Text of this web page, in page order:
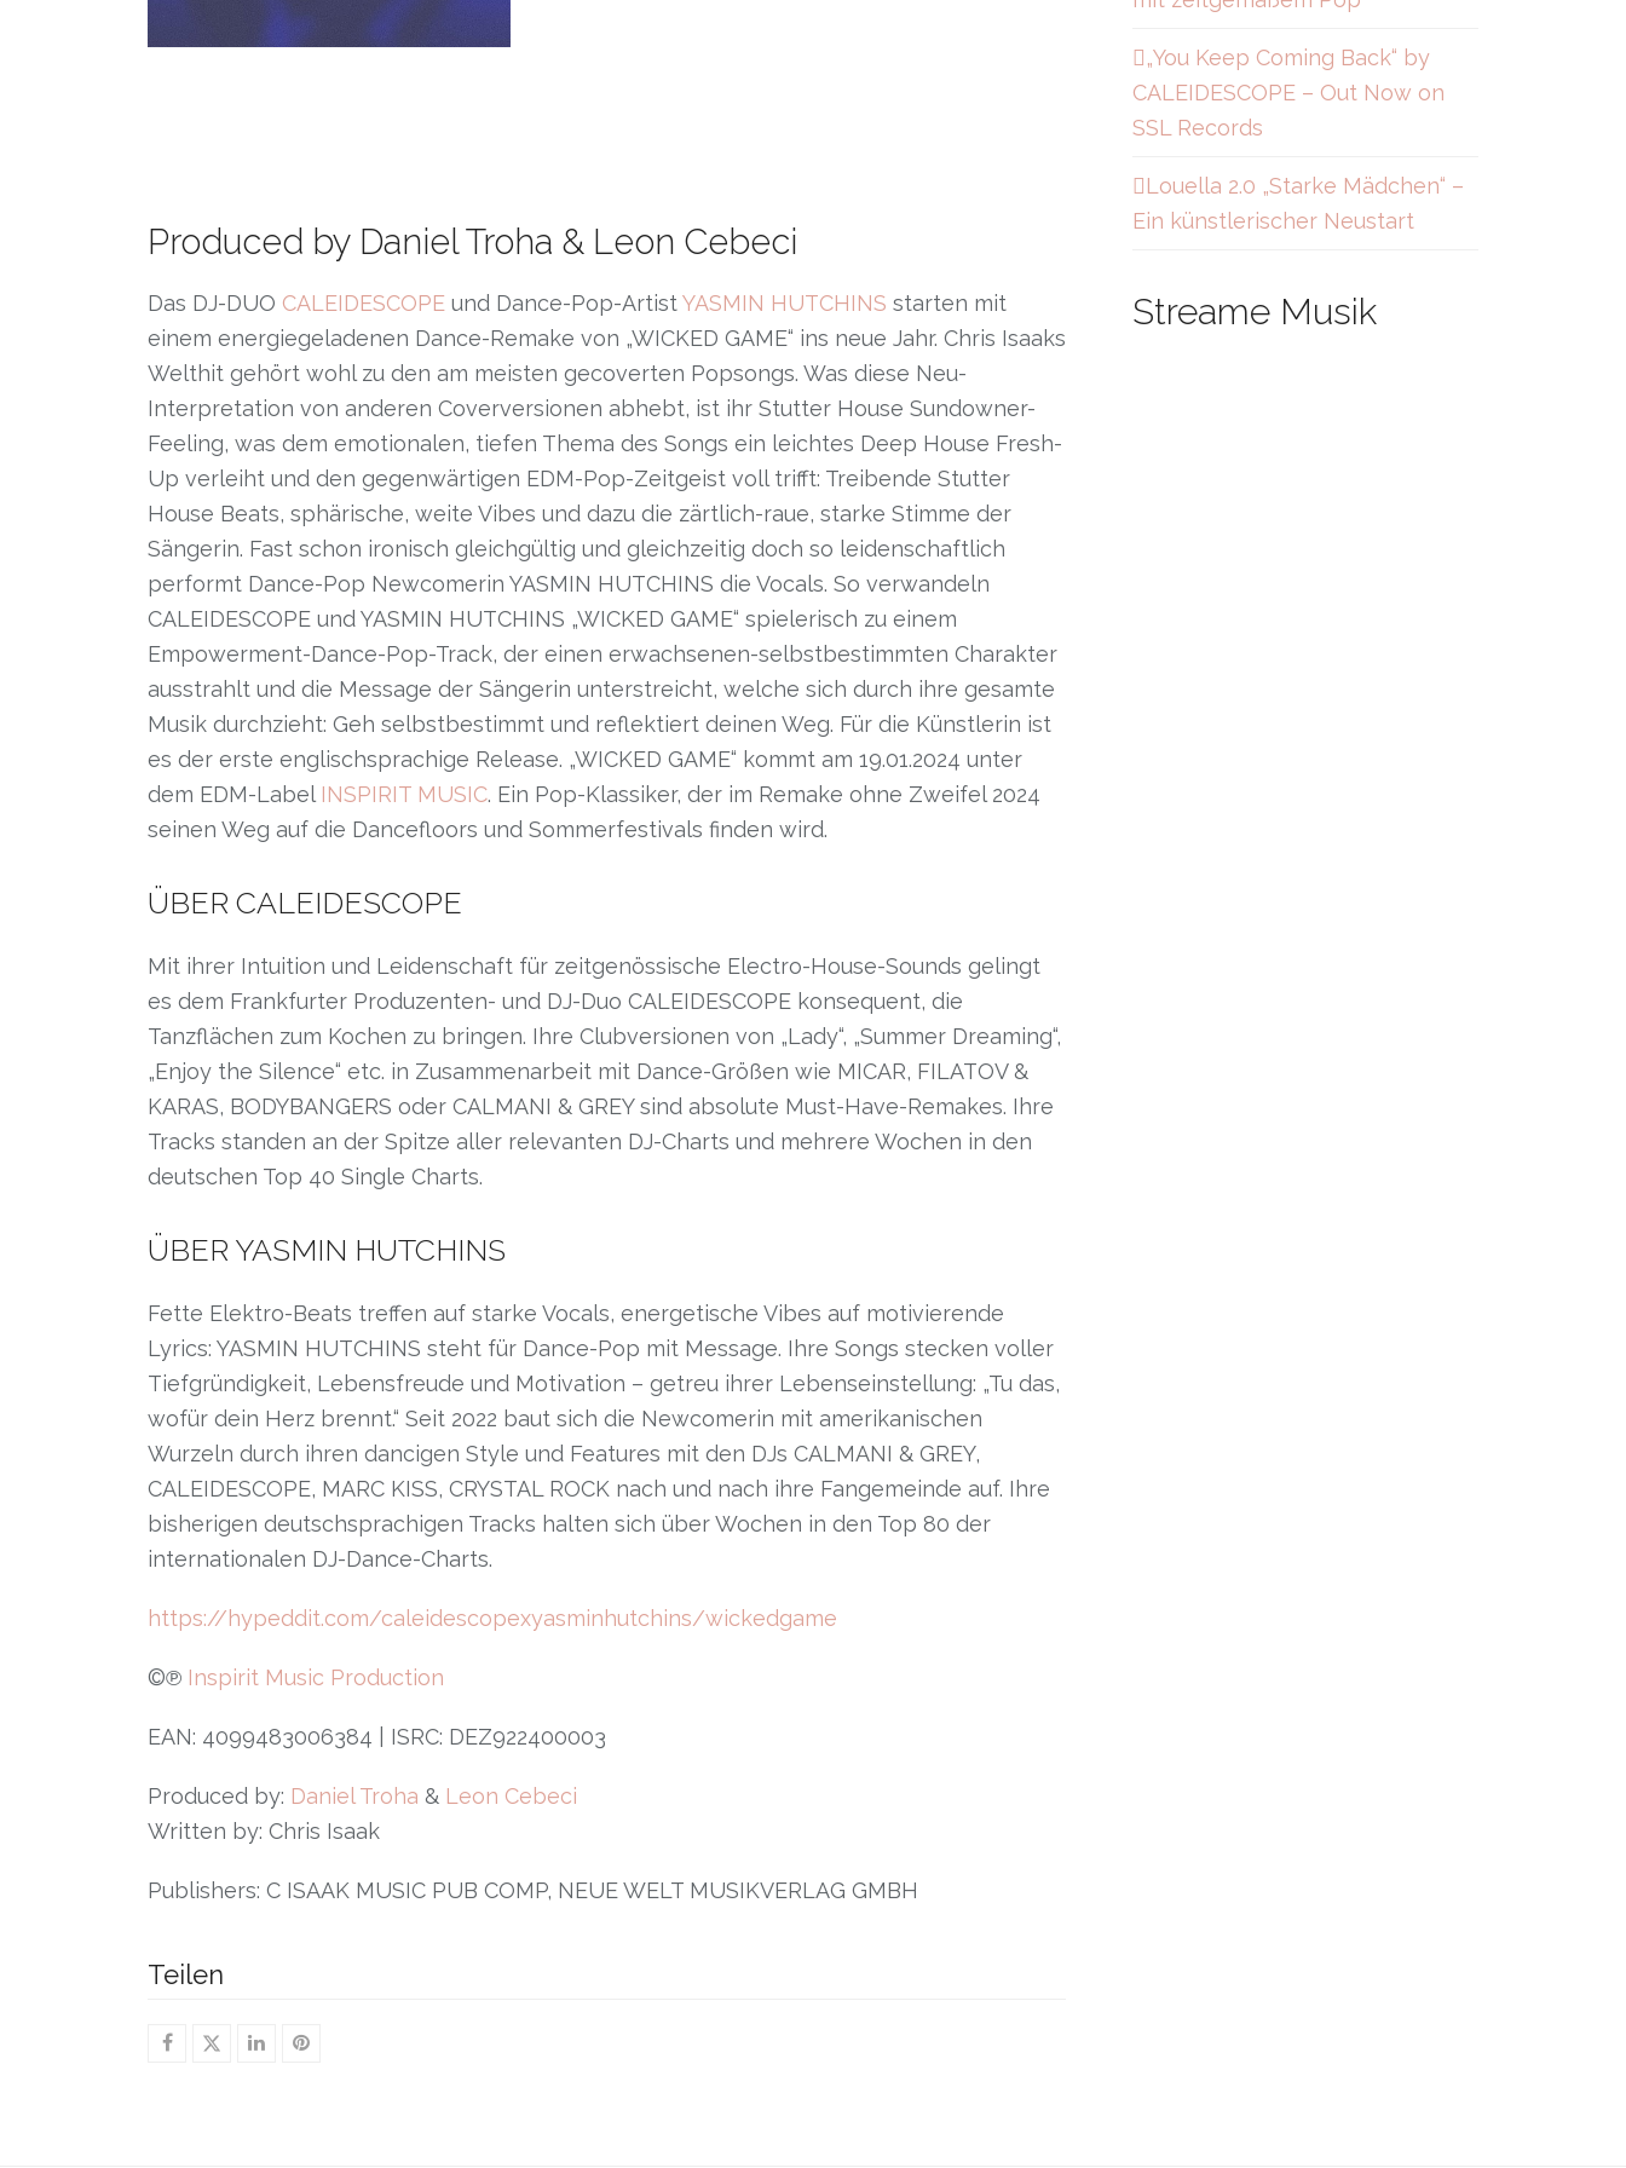
Produced by Daniel Troha & Leon Cebeci
Das DJ-DUO CALEIDESCOPE und Dance-Pop-ArtistYASMIN HUTCHINS starten mit
einem energiegeladenen Dance-Remake von „WICKED GAME“ ins neue Jahr. Chris Isaaks
Welthit gehört wohl zu den am meisten gecoverten Popsongs. Was diese Neu-
Interpretation von anderen Coverversionen abhebt, ist ihr Stutter House Sundowner-
Feeling, was dem emotionalen, tiefen Thema des Songs ein leichtes Deep House Fresh-
Up verleiht und den gegenwärtigen EDM-Pop-Zeitgeist voll trifft: Treibende Stutter
House Beats, sphärische, weite Vibes und dazu die zärtlich-raue, starke Stimme der
Sängerin. Fast schon ironisch gleichgültig und gleichzeitig doch so leidenschaftlich
performt Dance-Pop Newcomerin YASMIN HUTCHINS die Vocals. So verwandeln
CALEIDESCOPE und YASMIN HUTCHINS „WICKED GAME“ spielerisch zu einem
Empowerment-Dance-Pop-Track, der einen erwachsenen-selbstbestimmten Charakter
ausstrahlt und die Message der Sängerin unterstreicht, welche sich durch ihre gesamte
Musik durchzieht: Geh selbstbestimmt und reflektiert deinen Weg. Für die Künstlerin ist
es der erste englischsprachige Release. „WICKED GAME“ kommt am 19.01.2024 unter
dem EDM-Label INSPIRIT MUSIC. Ein Pop-Klassiker, der im Remake ohne Zweifel 2024
seinen Weg auf die Dancefloors und Sommerfestivals finden wird.
ÜBER CALEIDESCOPE
Mit ihrer Intuition und Leidenschaft für zeitgenössische Electro-House-Sounds gelingt
es dem Frankfurter Produzenten- und DJ-Duo CALEIDESCOPE konsequent, die
Tanzflächen zum Kochen zu bringen. Ihre Clubversionen von „Lady“, „Summer Dreaming“,
„Enjoy the Silence“ etc. in Zusammenarbeit mit Dance-Größen wie MICAR, FILATOV &
KARAS, BODYBANGERS oder CALMANI & GREY sind absolute Must-Have-Remakes. Ihre
Tracks standen an der Spitze aller relevanten DJ-Charts und mehrere Wochen in den
deutschen Top 40 Single Charts.
ÜBER YASMIN HUTCHINS
Fette Elektro-Beats treffen auf starke Vocals, energetische Vibes auf motivierende
Lyrics: YASMIN HUTCHINS steht für Dance-Pop mit Message. Ihre Songs stecken voller
Tiefgründigkeit, Lebensfreude und Motivation – getreu ihrer Lebenseinstellung: „Tu das,
wofür dein Herz brennt.“ Seit 2022 baut sich die Newcomerin mit amerikanischen
Wurzeln durch ihren dancigen Style und Features mit den DJs CALMANI & GREY,
CALEIDESCOPE, MARC KISS, CRYSTAL ROCK nach und nach ihre Fangemeinde auf. Ihre
bisherigen deutschsprachigen Tracks halten sich über Wochen in den Top 80 der
internationalen DJ-Dance-Charts.
https://hypeddit.com/caleidescopexyasminhutchins/wickedgame
©℗ Inspirit Music Production
EAN: 4099483006384 | ISRC: DEZ922400003
Produced by: Daniel Troha & Leon Cebeci
Written by: Chris Isaak
Publishers: C ISAAK MUSIC PUB COMP, NEUE WELT MUSIKVERLAG GMBH
Teilen
„You Keep Coming Back“ by
CALEIDESCOPE – Out Now on
SSL Records
Louella 2.0 „Starke Mädchen“ –
Ein künstlerischer Neustart
Streame Musik